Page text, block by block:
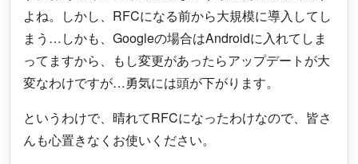
よね。しかし、RFCになる前から大規模に導入してし
まう…しかも、Googleの場合はAndroidに入れてしま
ってますから、もし変更があったらアップデートが大
変なわけですが…勇気には頭が下がります。
というわけで、晴れてRFCになったわけなので、皆さ
んも心置きなくお使いください。